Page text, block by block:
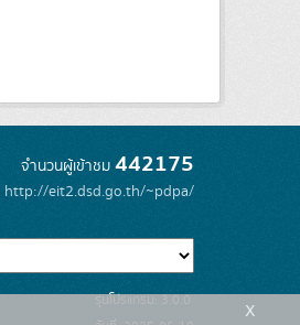
จำนวนผู้เข้าชม 442175
http://eit2.dsd.go.th/~pdpa/
รุ่นโปรแกรม: 3.0.0
x